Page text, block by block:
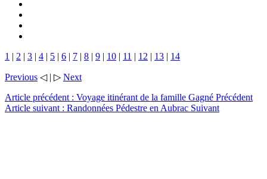
1 | 2 | 3 | 4 | 5 | 6 | 7 | 8 | 9 | 10 | 11 | 12 | 13 | 14
Previous ◁ | ▷ Next
Article précédent : Voyage itinérant de la famille Gagné Précédent
Article suivant : Randonnées Pédestre en Aubrac Suivant